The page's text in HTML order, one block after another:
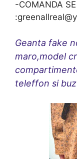
-COMANDA
Geanta fake
maro,model
teleffon si